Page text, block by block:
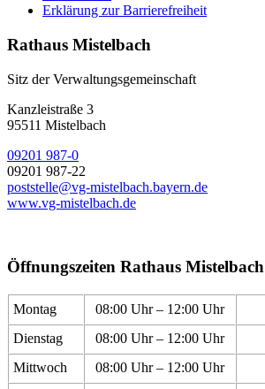
Erklärung zur Barrierefreiheit
Rathaus Mistelbach
Sitz der Verwaltungsgemeinschaft
Kanzleistraße 3
95511 Mistelbach
09201 987-0
09201 987-22
poststelle@vg-mistelbach.bayern.de
www.vg-mistelbach.de
Öffnungszeiten Rathaus Mistelbach
Montag 08:00 Uhr – 12:00 Uhr
Dienstag
08:00 Uhr – 12:00 Uhr
Mittwoch
08:00 Uhr – 12:00 Uhr